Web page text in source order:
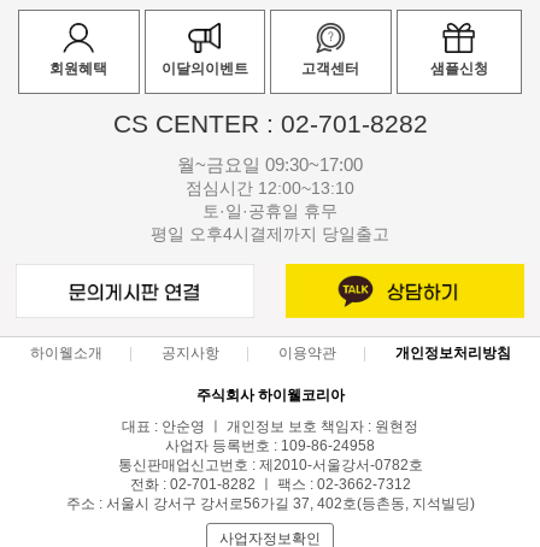
회원혜택 이달의이벤트 고객센터 샘플신청
CS CENTER : 02-701-8282
월~금요일 09:30~17:00
점심시간 12:00~13:10
토·일·공휴일 휴무
평일 오후4시결제까지 당일출고
하이웰소개 공지사항 이용약관 개인정보처리방침
주식회사 하이웰코리아
대표 : 안순영 ㅣ 개인정보 보호 책임자 : 원현정
사업자 등록번호 : 109-86-24958
통신판매업신고번호 : 제2010-서울강서-0782호
전화 : 02-701-8282 ㅣ 팩스 : 02-3662-7312
주소 : 서울시 강서구 강서로56가길 37, 402호(등촌동, 지석빌딩)
사업자정보확인